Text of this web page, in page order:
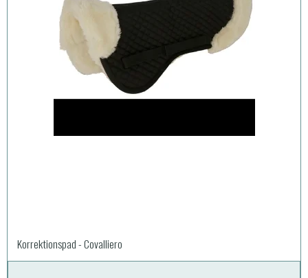
Korrektionspad - Covalliero